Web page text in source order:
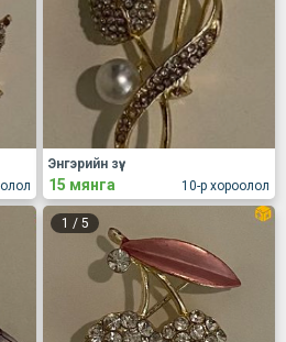
10-р хороолол
Энгэрийн зүү.
15 мянга
1 / 5